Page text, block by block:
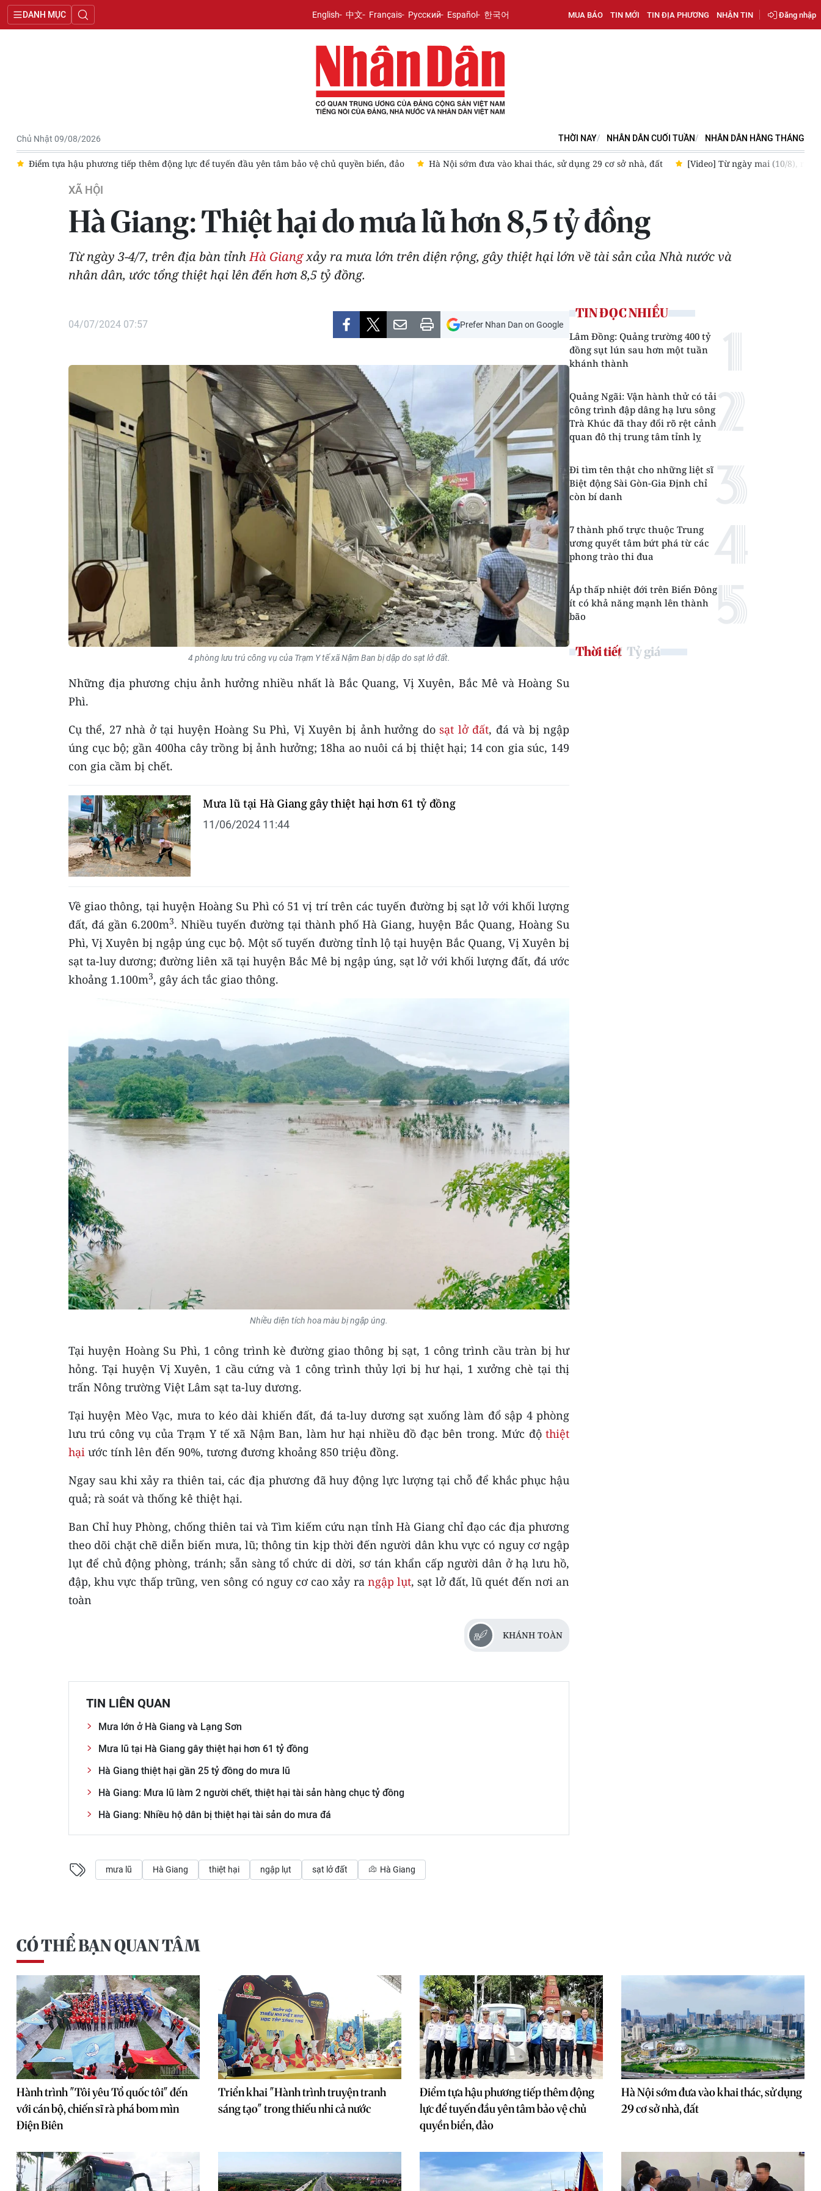
DANH MỤC English 中文 Français Русский Español 한국어 MUA BÁO TIN MỚI TIN ĐỊA PHƯƠNG NHẬN TIN Đăng nhập
Chủ Nhật 09/08/2026 THỜI NAY NHÂN DÂN CUỐI TUẦN NHÂN DÂN HẰNG THÁNG
Điểm tựa hậu phương tiếp thêm động lực để tuyến đầu yên tâm bảo vệ chủ quyền biển, đảo Hà Nội sớm đưa vào khai thác, sử dụng 29 cơ sở nhà, đất [Video] Từ ngày mai (10/8), rút
XÃ HỘI
Hà Giang: Thiệt hại do mưa lũ hơn 8,5 tỷ đồng
Từ ngày 3-4/7, trên địa bàn tỉnhHà Giangxảy ra mưa lớn trên diện rộng, gây thiệt hại lớn về tài sản của Nhà nước và
nhân dân, ước tổng thiệt hại lên đến hơn 8,5 tỷ đồng.
04/07/2024 07:57 Prefer Nhan Dan on Google
4 phòng lưu trú công vụ của Trạm Y tế xã Nậm Ban bị dập do sạt lở đất.
Những địa phương chịu ảnh hưởng nhiều nhất là Bắc Quang, Vị Xuyên, Bắc Mê và Hoàng Su
Phì.
Cụ thể, 27 nhà ở tại huyện Hoàng Su Phì, Vị Xuyên bị ảnh hưởng dosạt lở đất, đá và bị ngập
úng cục bộ; gần 400ha cây trồng bị ảnh hưởng; 18ha ao nuôi cá bị thiệt hại; 14 con gia súc, 149
con gia cầm bị chết.
Mưa lũ tại Hà Giang gây thiệt hại hơn 61 tỷ đồng
11/06/2024 11:44
Về giao thông, tại huyện Hoàng Su Phì có 51 vị trí trên các tuyến đường bị sạt lở với khối lượng
đất, đá gần 6.200m3. Nhiều tuyến đường tại thành phố Hà Giang, huyện Bắc Quang, Hoàng Su
Phì, Vị Xuyên bị ngập úng cục bộ. Một số tuyến đường tỉnh lộ tại huyện Bắc Quang, Vị Xuyên bị
sạt ta-luy dương; đường liên xã tại huyện Bắc Mê bị ngập úng, sạt lở với khối lượng đất, đá ước
khoảng 1.100m3, gây ách tắc giao thông.
Nhiều diện tích hoa màu bị ngập úng.
Tại huyện Hoàng Su Phì, 1 công trình kè đường giao thông bị sạt, 1 công trình cầu tràn bị hư
hỏng. Tại huyện Vị Xuyên, 1 cầu cứng và 1 công trình thủy lợi bị hư hại, 1 xưởng chè tại thị
trấn Nông trường Việt Lâm sạt ta-luy dương.
Tại huyện Mèo Vạc, mưa to kéo dài khiến đất, đá ta-luy dương sạt xuống làm đổ sập 4 phòng
lưu trú công vụ của Trạm Y tế xã Nậm Ban, làm hư hại nhiều đồ đạc bên trong. Mức độ thiệt
hại ước tính lên đến 90%, tương đương khoảng 850 triệu đồng.
Ngay sau khi xảy ra thiên tai, các địa phương đã huy động lực lượng tại chỗ để khắc phục hậu
quả; rà soát và thống kê thiệt hại.
Ban Chỉ huy Phòng, chống thiên tai và Tìm kiếm cứu nạn tỉnh Hà Giang chỉ đạo các địa phương
theo dõi chặt chẽ diễn biến mưa, lũ; thông tin kịp thời đến người dân khu vực có nguy cơ ngập
lụt để chủ động phòng, tránh; sẵn sàng tổ chức di dời, sơ tán khẩn cấp người dân ở hạ lưu hồ,
đập, khu vực thấp trũng, ven sông có nguy cơ cao xảy ra ngập lụt, sạt lở đất, lũ quét đến nơi an
toàn
KHÁNH TOÀN
TIN LIÊN QUAN
Mưa lớn ở Hà Giang và Lạng Sơn
Mưa lũ tại Hà Giang gây thiệt hại hơn 61 tỷ đồng
Hà Giang thiệt hại gần 25 tỷ đồng do mưa lũ
Hà Giang: Mưa lũ làm 2 người chết, thiệt hại tài sản hàng chục tỷ đồng
Hà Giang: Nhiều hộ dân bị thiệt hại tài sản do mưa đá
mưa lũ Hà Giang thiệt hại ngập lụt sạt lở đất Hà Giang
TIN ĐỌC NHIỀU
Lâm Đồng: Quảng trường 400 tỷ
đồng sụt lún sau hơn một tuần
khánh thành
Quảng Ngãi: Vận hành thử có tải
công trình đập dâng hạ lưu sông
Trà Khúc đã thay đổi rõ rệt cảnh
quan đô thị trung tâm tỉnh lỵ
Đi tìm tên thật cho những liệt sĩ
Biệt động Sài Gòn-Gia Định chỉ
còn bí danh
7 thành phố trực thuộc Trung
ương quyết tâm bứt phá từ các
phong trào thi đua
Áp thấp nhiệt đới trên Biển Đông
ít có khả năng mạnh lên thành
bão
Thời tiết Tỷ giá
CÓ THỂ BẠN QUAN TÂM
Hành trình "Tôi yêu Tổ quốc tôi" đến
với cán bộ, chiến sĩ rà phá bom mìn
Điện Biên
Triển khai "Hành trình truyện tranh
sáng tạo" trong thiếu nhi cả nước
Điểm tựa hậu phương tiếp thêm động
lực để tuyến đầu yên tâm bảo vệ chủ
quyền biển, đảo
Hà Nội sớm đưa vào khai thác, sử dụng
29 cơ sở nhà, đất